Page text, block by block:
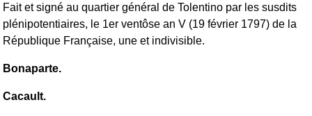
Fait et signé au quartier général de Tolentino par les susdits
plénipotentiaires, le 1er ventôse an V (19 février 1797) de la
République Française, une et indivisible.
Bonaparte.
Cacault.